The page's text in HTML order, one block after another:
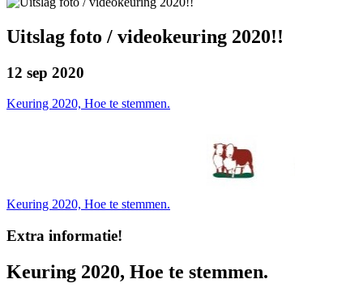
Uitslag foto / videokeuring 2020!!
12 sep 2020
Keuring 2020, Hoe te stemmen.
Keuring 2020, Hoe te stemmen.
Extra informatie!
Keuring 2020, Hoe te stemmen.